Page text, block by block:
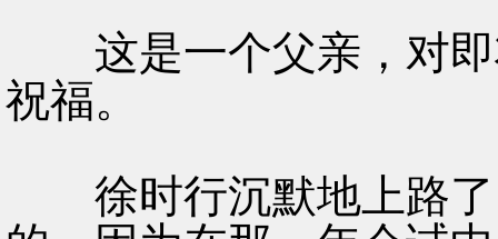
这是一个父亲，对即
祝福。
徐时行沉默地上路了